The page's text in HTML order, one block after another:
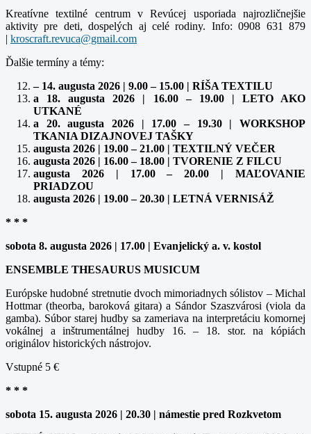
Kreatívne textilné centrum v Revúcej usporiada najrozličnejšie
aktivity pre deti, dospelých aj celé rodiny. Info: 0908 631 879
|
Ďalšie termíny a témy:
– 14. augusta 2026 | 9.00 – 15.00 | RÍŠA TEXTILU
a 18. augusta 2026 | 16.00 – 19.00 | LETO AKO
UTKANÉ
a 20. augusta 2026 | 17.00 – 19.30 | WORKSHOP
TKANIA DIZAJNOVEJ TAŠKY
augusta 2026 | 19.00 – 21.00 | TEXTILNÝ VEČER
augusta 2026 | 16.00 – 18.00 | TVORENIE Z FILCU
augusta 2026 | 17.00 – 20.00 | MAĽOVANIE
PRIADZOU
augusta 2026 | 19.00 – 20.30 | LETNÁ VERNISÁŽ
* * *
sobota 8. augusta 2026 | 17.00 | Evanjelický a. v. kostol
ENSEMBLE THESAURUS MUSICUM
Európske hudobné stretnutie dvoch mimoriadnych sólistov – Michal
Hottmar (theorba, baroková gitara) a Sándor Szaszvárosi (viola da
gamba). Súbor starej hudby sa zameriava na interpretáciu komornej
vokálnej a inštrumentálnej hudby 16. – 18. stor. na kópiách
originálov historických nástrojov.
Vstupné 5 €
* * *
sobota 15. augusta 2026 | 20.30 | námestie pred Rozkvetom